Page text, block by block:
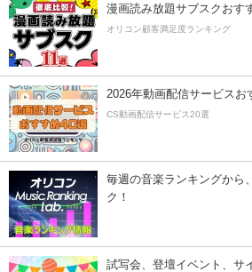
漫画読み放題サブスクおす
オリコン顧客満足度ランキング
2026年動画配信サービスお
CS動画配信サービス20選
毎週の音楽ランキングから
ク！
試写会、登壇イベント、サ